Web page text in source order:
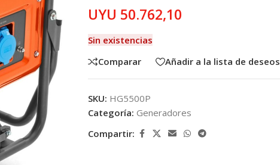
UYU 50.762,10
Sin existencias
Comparar
Añadir a la lista de deseos
SKU: HG5500P
Categoría: Generadores
Compartir: